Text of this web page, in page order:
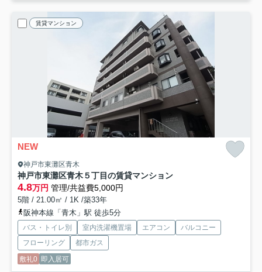
賃貸マンション
NEW
神戸市東灘区青木
神戸市東灘区青木５丁目の賃貸マンション
4.8万円 管理/共益費5,000円
5階 / 21.00㎡ / 1K /築33年
阪神本線「青木」駅 徒歩5分
バス・トイレ別 室内洗濯機置場 エアコン
バルコニー
フローリング
都市ガス
敷礼0 即入居可